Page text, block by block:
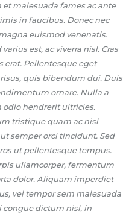
malesuada fames ac ante
in faucibus. Donec nec
euismod venenatis.
est, ac viverra nisl. Cras
erat. Pellentesque eget
quis bibendum dui. Duis
ornare. Nulla a
odio hendrerit ultricies.
tristique quam ac nisl
semper orci tincidunt. Sed
ut pellentesque tempus.
ullamcorper, fermentum
dolor. Aliquam imperdiet
vel tempor sem malesuada
congue dictum nisl, in